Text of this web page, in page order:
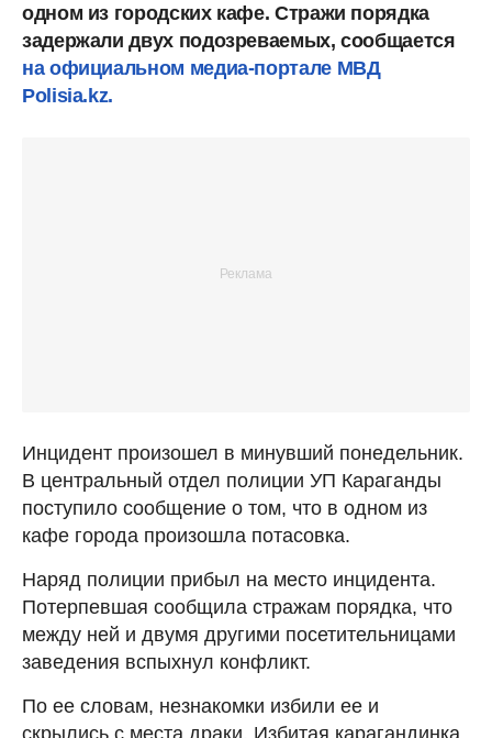
одном из городских кафе. Стражи порядка
задержали двух подозреваемых, сообщается
на официальном медиа-портале МВД
Polisia.kz.
Инцидент произошел в минувший понедельник.
В центральный отдел полиции УП Караганды
поступило сообщение о том, что в одном из
кафе города произошла потасовка.
Наряд полиции прибыл на место инцидента.
Потерпевшая сообщила стражам порядка, что
между ней и двумя другими посетительницами
заведения вспыхнул конфликт.
По ее словам, незнакомки избили ее и
скрылись с места драки. Избитая карагандинка